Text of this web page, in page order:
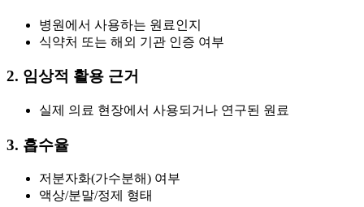
병원에서 사용하는 원료인지
식약처 또는 해외 기관 인증 여부
2. 임상적 활용 근거
실제 의료 현장에서 사용되거나 연구된 원료
3. 흡수율
저분자화(가수분해) 여부
액상/분말/정제 형태